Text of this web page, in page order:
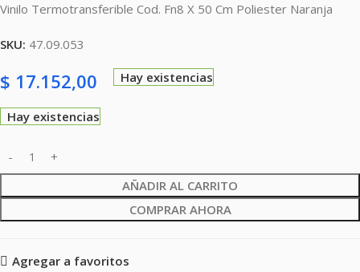
Vinilo Termotransferible Cod. Fn8 X 50 Cm Poliester Naranja
SKU: 47.09.053
$ 17.152,00 Hay existencias
Hay existencias
AÑADIR AL CARRITO
COMPRAR AHORA
Agregar a favoritos